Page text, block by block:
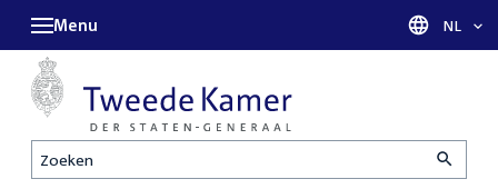
Zoeken
Menu Taal
NL